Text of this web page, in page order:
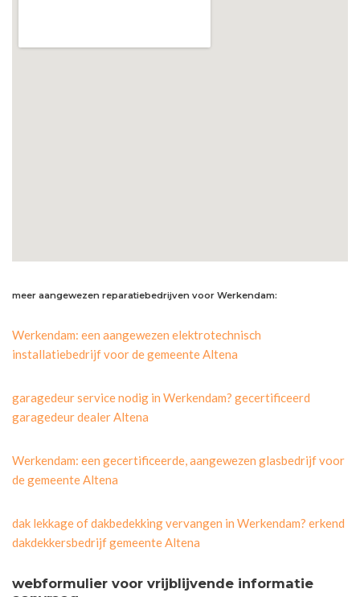
meer aangewezen reparatiebedrijven voor Werkendam:
Werkendam: een aangewezen elektrotechnisch
installatiebedrijf voor de gemeente Altena
garagedeur service nodig in Werkendam? gecertificeerd
garagedeur dealer Altena
Werkendam: een gecertificeerde, aangewezen glasbedrijf voor
de gemeente Altena
dak lekkage of dakbedekking vervangen in Werkendam? erkend
dakdekkersbedrijf gemeente Altena
webformulier voor vrijblijvende informatie